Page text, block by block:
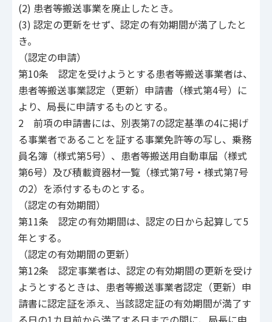
(2) 患者等搬送事業を廃止したとき。
(3) 認定の更新をせず、認定の有効期間が満了したと
き。
（認定の申請）
第10条 認定を受けようとする患者等搬送事業者は、
患者等搬送事業認定（更新）申請書（様式第4号）に
より、局長に申請するものとする。
2 前項の申請書には、別表第7の認定基準の4に掲げ
る事業者であることを証する事業免許等の写し、乗務
員名簿（様式第5号）、患者等搬送用自動車届（様式
第6号）及び積載資器材一覧（様式第7号・様式第7号
の2）を添付するものとする。
（認定の有効期間）
第11条 認定の有効期間は、認定の日から起算して5
年とする。
（認定の有効期間の更新）
第12条 認定事業者は、認定の有効期間の更新を受け
ようとするときは、患者等搬送事業者認定（更新）申
請書に認定証を添え、当該認定証の有効期間が満了す